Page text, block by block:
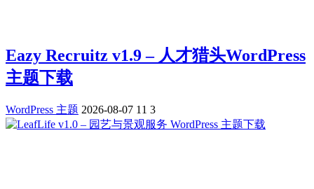
Eazy Recruitz v1.9 – 人才猎头WordPress
主题下载
WordPress 主题 2026-08-07 11 3